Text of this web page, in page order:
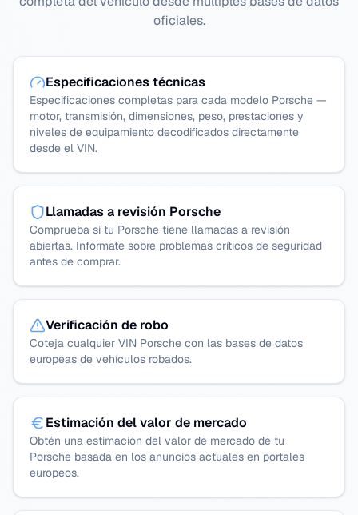
oficiales.
Especificaciones técnicas
Especificaciones completas para cada modelo Porsche —
motor, transmisión, dimensiones, peso, prestaciones y
niveles de equipamiento decodificados directamente
desde el VIN.
Llamadas a revisión Porsche
Comprueba si tu Porsche tiene llamadas a revisión
abiertas. Infórmate sobre problemas críticos de seguridad
antes de comprar.
Verificación de robo
Coteja cualquier VIN Porsche con las bases de datos
europeas de vehículos robados.
Estimación del valor de mercado
Obtén una estimación del valor de mercado de tu
Porsche basada en los anuncios actuales en portales
europeos.